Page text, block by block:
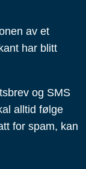
av et
har blitt
og SMS
alltid følge
for spam, kan